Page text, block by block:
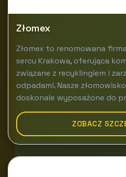
Złomex
Złomex to renomowana
sercu Krakowa, oferująca
związane z recyklingiem i
odpadami. Nasze
doskonale wyposażone do
ZOBACZ